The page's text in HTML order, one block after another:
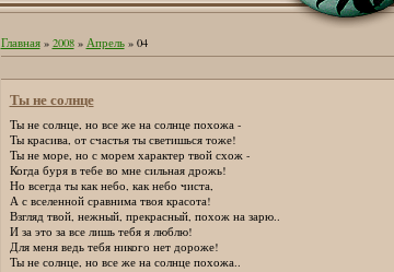
Главная» 2008 » Апрель » 04
Ты не солнце
Ты не солнце, но все же на солнце похожа -
Ты красива, от счастья ты светишься тоже!
Ты не море, но с морем характер твой схож -
Когда буря в тебе во мне сильная дрожь!
Но всегда ты как небо, как небо чиста,
А с вселенной сравнима твоя красота!
Взгляд твой, нежный, прекрасный, похож на зарю..
И за это за все лишь тебя я люблю!
Для меня ведь тебя никого нет дороже!
Ты не солнце, но все же на солнце похожа..